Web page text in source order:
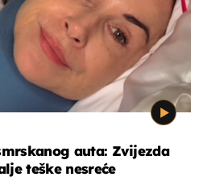
auta: Zvijezda
teške nesreće